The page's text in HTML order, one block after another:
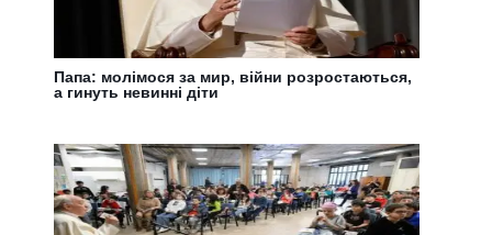
Папа: молімося за мир, війни розростаються,
а гинуть невинні діти